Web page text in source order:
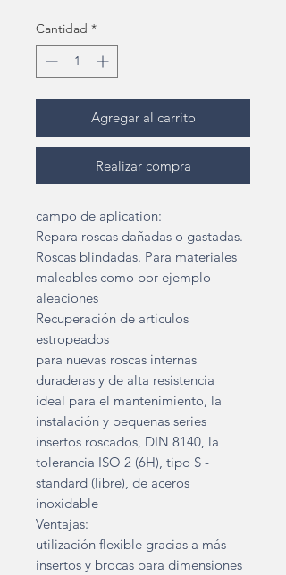
Cantidad *
Agregar al carrito
Realizar compra
campo de aplication:
Repara roscas dañadas o gastadas.
Roscas blindadas. Para materiales
maleables como por ejemplo
aleaciones
Recuperación de articulos
estropeados
para nuevas roscas internas
duraderas y de alta resistencia
ideal para el mantenimiento, la
instalación y pequenas series
insertos roscados, DIN 8140, la
tolerancia ISO 2 (6H), tipo S -
standard (libre), de aceros
inoxidable
Ventajas:
utilización flexible gracias a más
insertos y brocas para dimensiones